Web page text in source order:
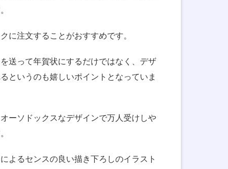
に注文することがおすすめです。
送って年賀状にするだけではなく、デザ
というのも嬉しいポイントとなっていま
ーソドックスなデザインで万人受けしや
よるセンスの良い描き下ろしのイラスト